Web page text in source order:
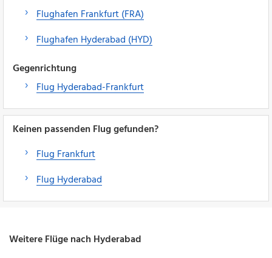
Flughafen Frankfurt (FRA)
Flughafen Hyderabad (HYD)
Gegenrichtung
Flug Hyderabad-Frankfurt
Keinen passenden Flug gefunden?
Flug Frankfurt
Flug Hyderabad
Weitere Flüge nach Hyderabad